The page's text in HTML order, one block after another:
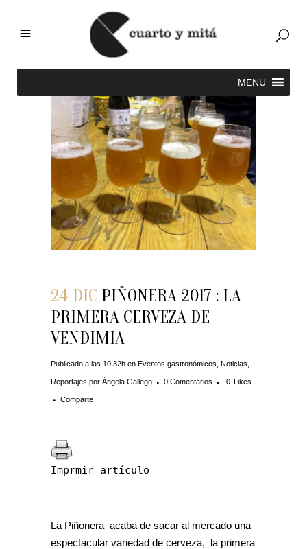
24 DIC PIÑONERA 2017 : LA
PRIMERA CERVEZA DE
VENDIMIA
Publicado a las 10:32h en Eventos gastronómicos Noticias
Reportajes por Ángela Gallego 0 Comentarios 0 Likes
Comparte
Imprmir artículo
La Piñonera acaba de sacar al mercado una
espectacular variedad de cerveza, la primera